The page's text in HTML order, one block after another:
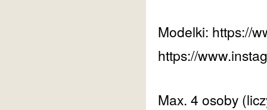
Modelki: https://
https://
Max. 4 osoby